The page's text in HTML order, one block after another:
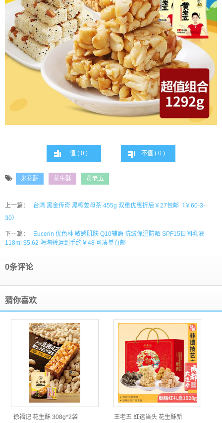
值 ( 0 ) 不值 ( 0 )
米花酥 花生酥 黄老五
上一篇：
台湾 黑金传奇 黑糖姜母茶 455g 双重优惠折后￥27包邮（￥60-3-
30）
下一篇：
Eucerin 优色林 敏感肌肤 Q10辅酶 抗皱保湿防晒 SPF15日间乳液
118ml $5.62 海淘转运到手约￥48 可凑单直邮
0条评论
猜你喜欢
徐福记 花生酥 308g*2袋
王老五 虹运当头 花生酥新